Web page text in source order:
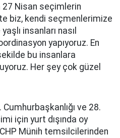
27 Nisan seçimlerin
biz, kendi seçmenlerimize
insanları nasıl
yapıyoruz. En
bu insanlara
Her şey çok güzel
Cumhurbaşkanlığı ve 28.
için yurt dışında oy
Münih temsilcilerinden